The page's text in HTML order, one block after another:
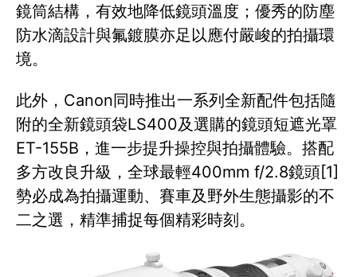
鏡筒結構，有效地降低鏡頭溫度；優秀的防塵
防水滴設計與氟鍍膜亦足以應付嚴峻的拍攝環
境。
此外，Canon同時推出一系列全新配件包括隨
附的全新鏡頭袋LS400及選購的鏡頭短遮光罩
ET-155B，進一步提升操控與拍攝體驗。搭配
多方改良升級，全球最輕400mm f/2.8鏡頭[1]
勢必成為拍攝運動、賽車及野外生態攝影的不
二之選，精準捕捉每個精彩時刻。